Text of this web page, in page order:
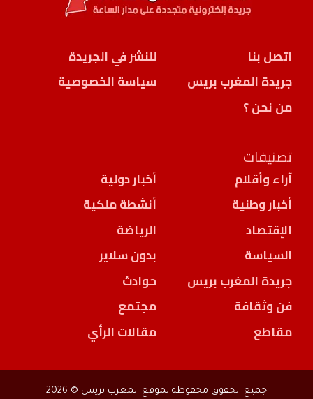
اتصل بنا
للنشر في الجريدة
جريدة المغرب بريس
سياسة الخصوصية
من نحن ؟
تصنيفات
آراء وأقلام
أخبار دولية
أخبار وطنية
أنشطة ملكية
الإقتصاد
الرياضة
السياسة
بدون سلاير
جريدة المغرب بريس
حوادث
فن وثقافة
مجتمع
مقاطع
مقالات الرأي
جميع الحقوق محفوظة لموقع المغرب بريس © 2026